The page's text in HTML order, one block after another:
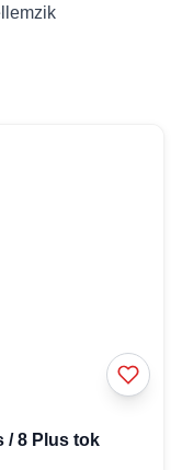
/ 8 Plus tok